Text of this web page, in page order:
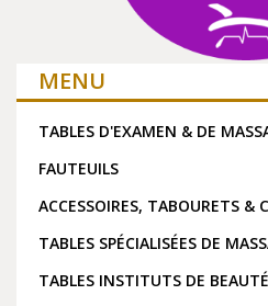
MENU
TABLES D'EXAMEN & DE
FAUTEUILS
ACCESSOIRES, TABOURETS &
TABLES SPÉCIALISÉES DE
TABLES INSTITUTS DE